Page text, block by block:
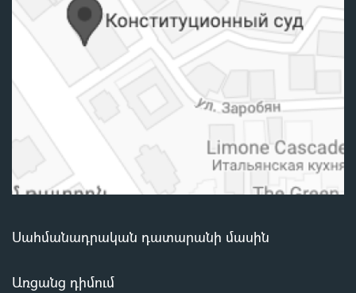
Սահմանադրական դատարանի մասին
Առցանց դիմում